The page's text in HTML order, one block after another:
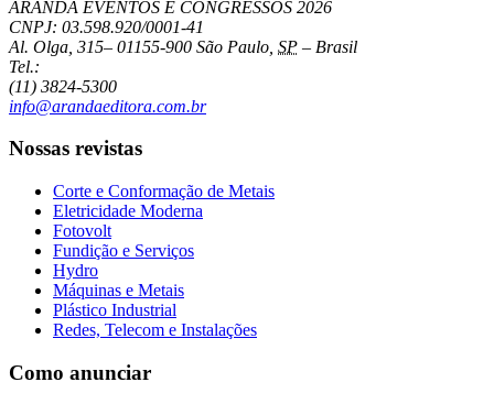
ARANDA EVENTOS E CONGRESSOS 2026
CNPJ: 03.598.920/0001-41
Al. Olga, 315– 01155-900 São Paulo SP – Brasil
Tel.:
(11) 3824-5300
info@arandaeditora.com.br
Nossas revistas
Corte e Conformação de Metais
Eletricidade Moderna
Fotovolt
Fundição e Serviços
Hydro
Máquinas e Metais
Plástico Industrial
Redes, Telecom e Instalações
Como anunciar